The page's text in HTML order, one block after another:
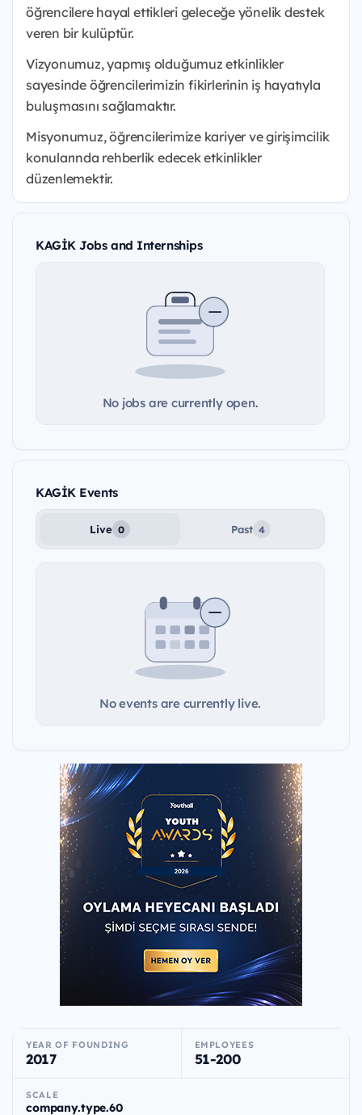
öğrencilere hayal ettikleri geleceğe yönelik destek
veren bir kulüptür.
Vizyonumuz, yapmış olduğumuz etkinlikler
sayesinde öğrencilerimizin fikirlerinin iş hayatıyla
buluşmasını sağlamaktır.
Misyonumuz, öğrencilerimize kariyer ve girişimcilik
konularında rehberlik edecek etkinlikler
düzenlemektir.
KAGİK Jobs and Internships
No jobs are currently open.
KAGİK Events
Live 0 Past 4
No events are currently live.
YEAR OF FOUNDING
2017
EMPLOYEES
51-200
SCALE
company.type.60